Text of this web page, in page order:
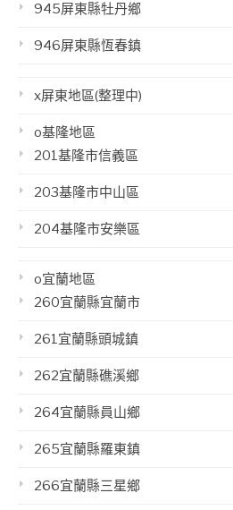
945屏東縣牡丹鄉
946屏東縣恆春鎮
x屏東地區(整理中)
o基隆地區
201基隆市信義區
203基隆市中山區
204基隆市安樂區
o宜蘭地區
260宜蘭縣宜蘭市
261宜蘭縣頭城鎮
262宜蘭縣礁溪鄉
264宜蘭縣員山鄉
265宜蘭縣羅東鎮
266宜蘭縣三星鄉